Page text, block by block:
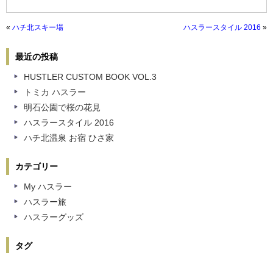
« ハチ北スキー場 ハスラースタイル 2016 »
最近の投稿
HUSTLER CUSTOM BOOK VOL.3
トミカ ハスラー
明石公園で桜の花見
ハスラースタイル 2016
ハチ北温泉 お宿 ひさ家
カテゴリー
My ハスラー
ハスラー旅
ハスラーグッズ
タグ